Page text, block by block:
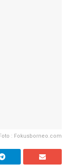
: Fokusborneo.com